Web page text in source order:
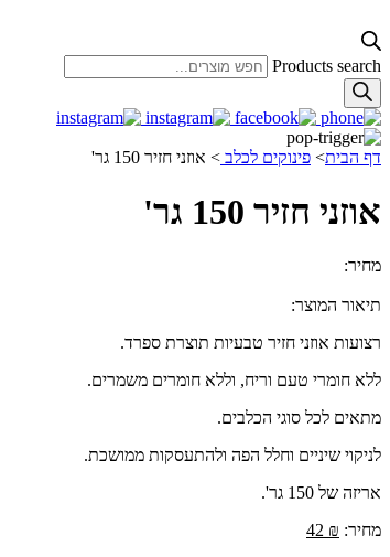
Products search
דף הבית> פינוקים לכלב > אוזני חזיר 150 גר'
אוזני חזיר 150 גר'
מחיר:
תיאור המוצר:
רצועות אוזני חזיר טבעיות תוצרת ספרד.
ללא חומרי טעם וריח, וללא חומרים משמרים.
מתאים לכל סוגי הכלבים.
לניקוי שיניים וחלל הפה ולהתעסקות ממושכת.
אריזה של 150 גר'.
מחיר:
42 ₪